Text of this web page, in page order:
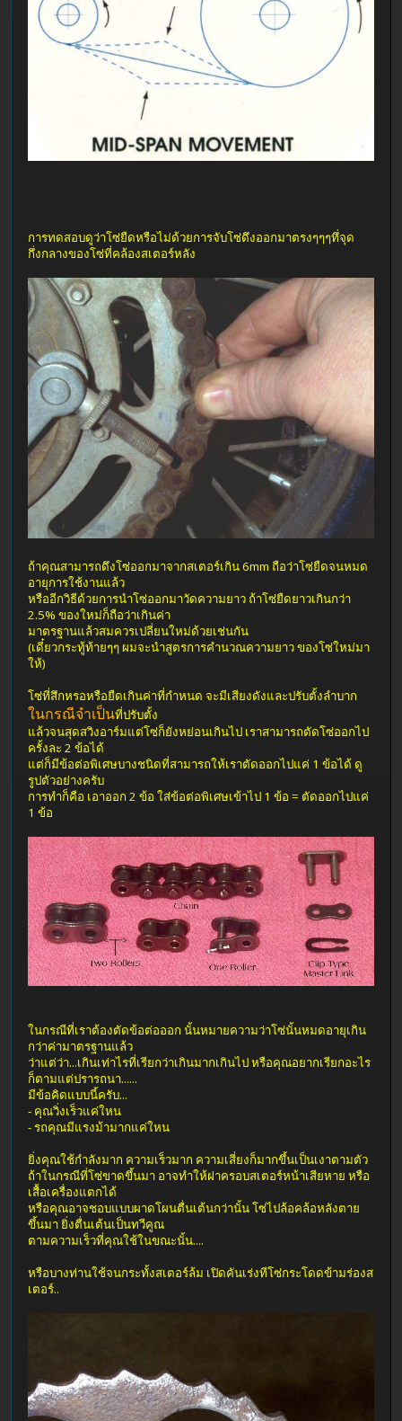
การทดสอบดูว่าโซ่ยืดหรือไม่ด้วยการจับโซ่ดึงออกมาตรงๆๆๆทึ่จุด
กึ่งกลางของโซ่ที่คล้องสเตอร์หลัง
ถ้าคุณสามารถดึงโซ่ออกมาจากสเตอร์เกิน 6mm ถือว่าโซ่ยืดจนหมด
อายุการใช้งานแล้ว
หรืออีกวิธีด้วยการนำโซ่ออกมาวัดความยาว ถ้าโซ่ยืดยาวเกินกว่า
2.5% ของใหม่ก็ถือว่าเกินค่า
มาตรฐานแล้วสมควรเปลี่ยนใหม่ด้วยเช่นกัน
(เดี๋ยวกระทู้ท้ายๆๆ ผมจะนำสูตรการคำนวณความยาว ของโซ่ใหม่มา
ให้)
โซ่ที่สึกหรอหรือยืดเกินค่าที่กำหนด จะมีเสียงดังและปรับตั้งลำบาก
ในกรณีจำเป็นที่ปรับตั้ง
แล้วจนสุดสวิงอาร์มแต่โซ่ก็ยังหย่อนเกินไป เราสามารถตัดโซ่ออกไป
ครั้งละ 2 ข้อได้
แต่ก็มีข้อต่อพิเศษบางชนิดที่สามารถให้เราตัดออกไปแค่ 1 ข้อได้ ดู
รูปตัวอย่างครับ
การทำก็คือ เอาออก 2 ข้อ ใส่ข้อต่อพิเศษเข้าไป 1 ข้อ = ตัดออกไปแค่
1 ข้อ
ในกรณีที่เราต้องตัดข้อต่อออก นั้นหมายความว่าโซ่นั้นหมดอายุเกิน
กว่าค่ามาตรฐานแล้ว
ว่าแต่ว่า...เกินเท่าไรที่เรียกว่าเกินมากเกินไป หรือคุณอยากเรียกอะไร
ก็ตามแต่ปรารถนา......
มีข้อคิดแบบนี้ครับ...
- คุณวิ่งเร็วแค่ใหน
- รถคุณมีแรงม้ามากแค่ใหน
ยิ่งคุณใช้กำลังมาก ความเร็วมาก ความเสี่ยงก็มากขึ้นเป็นเงาตามตัว
ถ้าในกรณีที่โซ่ขาดขึ้นมา อาจทำให้ฝาครอบสเตอร์หน้าเสียหาย หรือ
เสื้อเครื่องแตกได้
หรือคุณอาจชอบแบบผาดโผนตื่นเต้นกว่านั้น โซ่ไปล้อคล้อหลังตาย
ขึ้นมา ยิ่งตื่นเต้นเป็นทวีคูณ
ตามความเร็วที่คุณใช้ในขณะนั้น....
หรือบางท่านใช้จนกระทั้งสเตอร์ล้ม เปิดคันเร่งทีโซ่กระโดดข้ามร่องส
เตอร์..